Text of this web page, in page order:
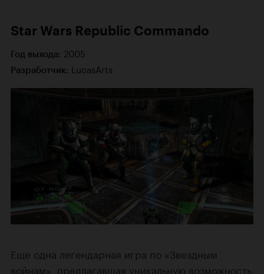
Star Wars Republic Commando
Год выхода: 2005
Разработчик: LucasArts
Еще одна легендарная игра по «Звездным
войнам», предлагавшая уникальную возможность